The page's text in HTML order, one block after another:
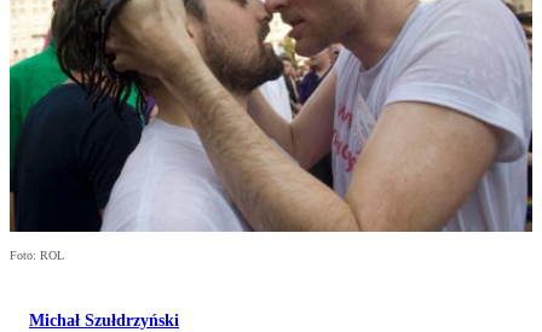
Foto: ROL
Michał Szułdrzyński